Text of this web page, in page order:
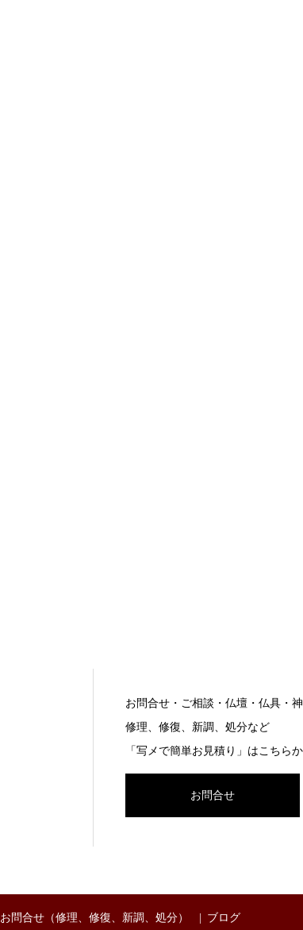
お問合せ・ご相談・仏壇・仏具・
修理、修復、新調、処分など
「写メで簡単お見積り」はこちらか
お問合せ
お問合せ（修理、修復、新調、処分） ブログ